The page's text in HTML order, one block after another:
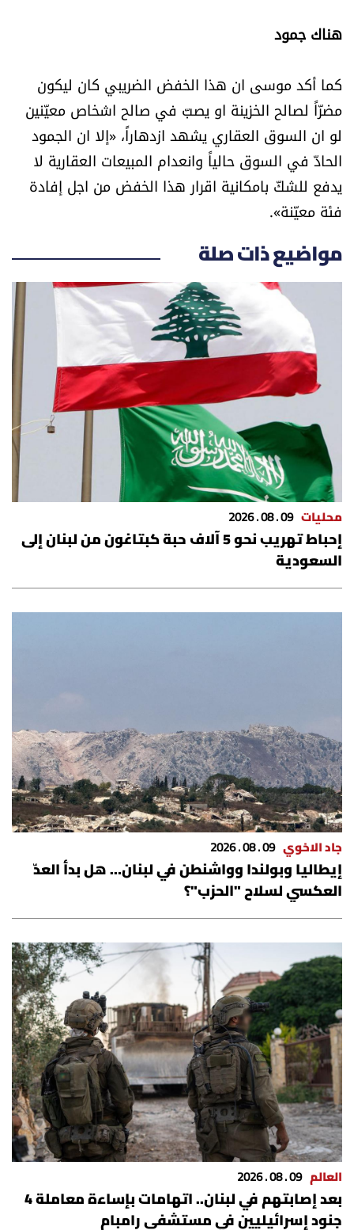
هناك جمود
كما أكد موسى ان هذا الخفض الضريبي كان ليكون
مضرّاً لصالح الخزينة او يصبّ في صالح اشخاص معيّنين
لو ان السوق العقاري يشهد ازدهاراً، «إلا ان الجمود
الحادّ في السوق حالياً وانعدام المبيعات العقارية لا
يدفع للشكّ بامكانية اقرار هذا الخفض من اجل إفادة
فئة معيّنة».
مواضيع ذات صلة
محليات 09 . 08 . 2026
إحباط تهريب نحو 5 آلاف حبة كبتاغون من لبنان إلى
السعودية
جاد الاخوي 09 . 08 . 2026
إيطاليا وبولندا وواشنطن في لبنان… هل بدأ العدّ
العكسي لسلاح "الحزب"؟
العالم 09 . 08 . 2026
بعد إصابتهم في لبنان.. اتهامات بإساءة معاملة 4
جنود إسرائيليين في مستشفى رامبام